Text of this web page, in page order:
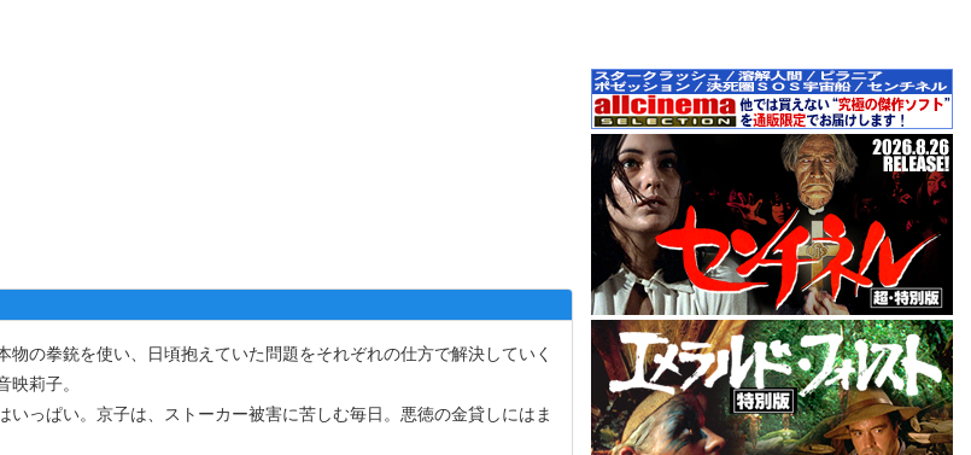
の拳銃を使い、日頃抱えていた問題をそれぞれの仕方で解決していく
莉子。
っぱい。京子は、ストーカー被害に苦しむ毎日。悪徳の金貸しにはま